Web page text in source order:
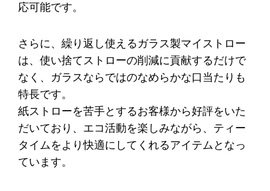
応可能です。
さらに、繰り返し使えるガラス製マイストロー
は、使い捨てストローの削減に貢献するだけで
なく、ガラスならではのなめらかな口当たりも
特長です。
紙ストローを苦手とするお客様から好評をいた
だいており、エコ活動を楽しみながら、ティー
タイムをより快適にしてくれるアイテムとなっ
ています。